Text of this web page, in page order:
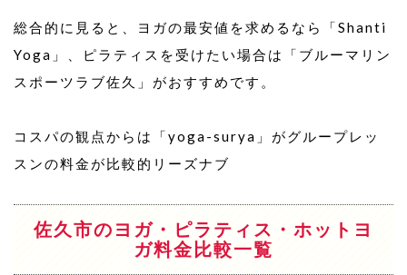
総合的に見ると、ヨガの最安値を求めるなら「Shanti
Yoga」、ピラティスを受けたい場合は「ブルーマリン
スポーツラブ佐久」がおすすめです。
コスパの観点からは「yoga-surya」がグループレッ
スンの料金が比較的リーズナブ
佐久市のヨガ・ピラティス・ホットヨ
ガ料金比較一覧